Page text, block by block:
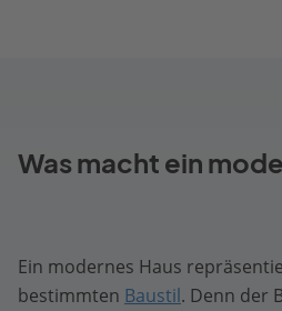
Was macht ein
Ein modernes Haus
bestimmten Baustil. Denn der